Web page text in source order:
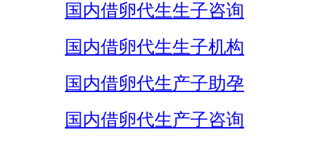
国内借卵代生生子咨询
国内借卵代生生子机构
国内借卵代生产子助孕
国内借卵代生产子咨询